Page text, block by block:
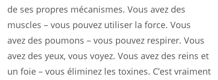
de ses propres mécanismes. Vous avez des
muscles – vous pouvez utiliser la force. Vous
avez des poumons – vous pouvez respirer. Vous
avez des yeux, vous voyez. Vous avez des reins et
un foie – vous éliminez les toxines. C’est vraiment